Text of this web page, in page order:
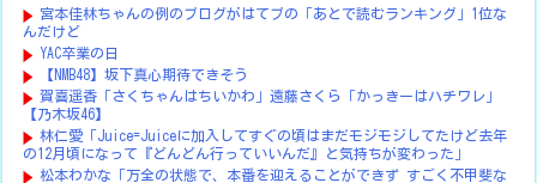
宮本佳林ちゃんの例のブログがはてブの「あとで読むランキング」1位な
んだけど
YAC卒業の日
【NMB48】坂下真心期待できそう
賀喜遥香 ｢さくちゃんはちいかわ｣ 遠藤さくら ｢かっきーはハチワレ｣
【乃木坂46】
林仁愛「Juice=Juiceに加入してすぐの頃はまだモジモジしてたけど去年
の12月頃になって『どんどん行っていいんだ』と気持ちが変わった」
松本わかな「万全の状態で、本番を迎えることができず すごく不甲斐な